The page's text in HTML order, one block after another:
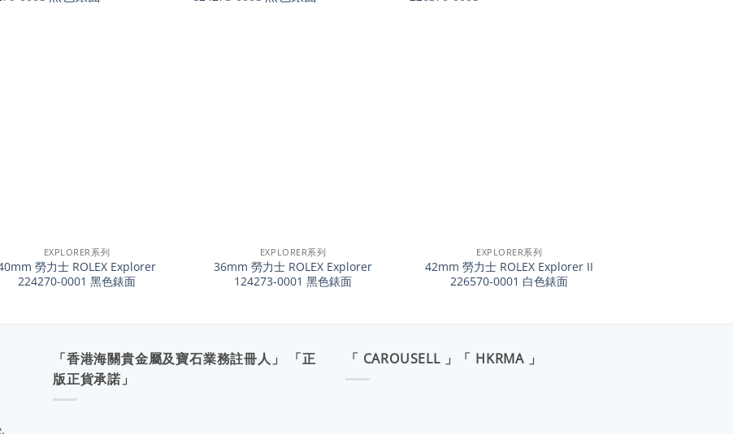
EXPLORER系列
勞力士 ROLEX Explorer
224270-0001 黑色錶面
EXPLORER系列
36mm 勞力士 ROLEX Explorer
124273-0001 黑色錶面
EXPLORER系列
42mm 勞力士 ROLEX Explorer II
226570-0001 白色錶面
「香港海關貴金屬及寶石業務註冊人」 「正
版正貨承諾」
「 CAROUSELL 」「 HKRMA 」